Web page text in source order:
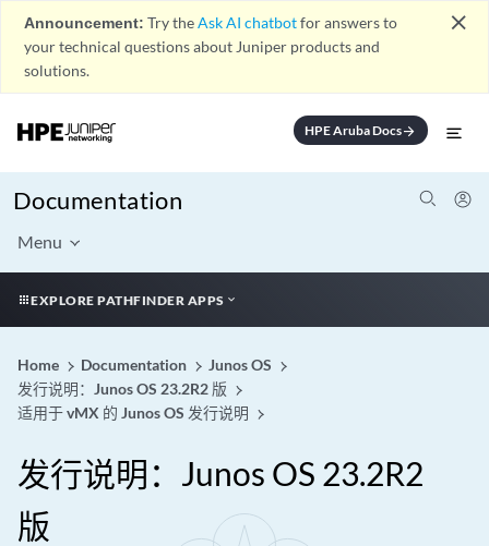
Announcement: Try theAsk AI chatbotfor answers to
your technical questions about Juniper products and
solutions.
close
HPE Aruba Docsarrow_forward
Documentation
Menu
EXPLORE PATHFINDER APPS
Home Documentation
Junos OS
发行说明：Junos OS 23.2R2 版
适用于 vMX 的 Junos OS 发行说明
发行说明：Junos OS 23.2R2
版